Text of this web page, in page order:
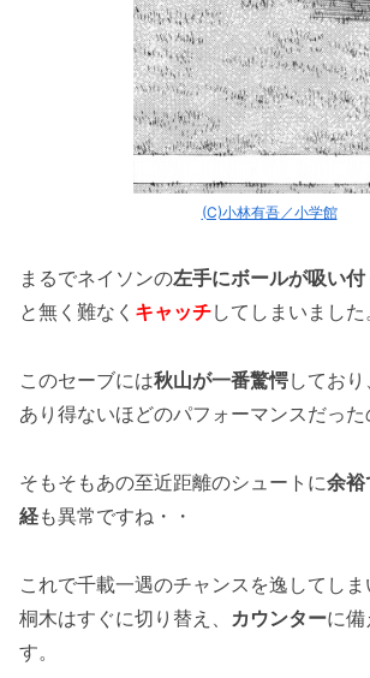
(C)小林有吾／小学館
まるでネイソンの左手にボールが吸い付
と無く難なく キャッチしてしまいました
このセーブには秋山が一番驚愕してお
あり得ないほどのパフォーマンスだった
そもそもあの至近距離のシュートに余裕
経も異常ですね・・
これで千載一遇のチャンスを逸してし
桐木はすぐに切り替え、 カウンターに備
す。